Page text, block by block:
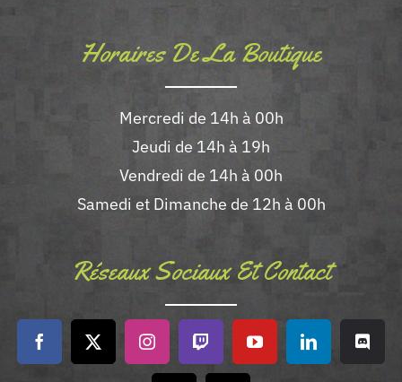
Horaires De La Boutique
Mercredi de 14h à 00h
Jeudi de 14h à 19h
Vendredi de 14h à 00h
Samedi et Dimanche de 12h à 00h
Réseaux Sociaux Et Contact